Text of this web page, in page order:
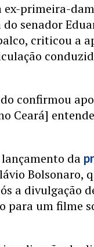
ex-primeira-
senador
criticou a
confirmou
Ceará]
da
Bolsonaro,
a divulgação
para um filme